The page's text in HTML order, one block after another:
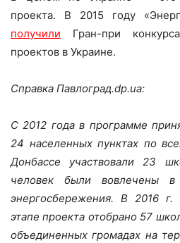
проекта. В 2015 году
получили Гран-при
проектов в Украине.
Справка Павлоград.dp.ua:
С 2012 года в программе
24 населенных пунктах по
Донбассе участвовали 23
человек были вовлечены
энергосбережения. В 2016 г.
этапе проекта отобрано 57
объединенных громадах на